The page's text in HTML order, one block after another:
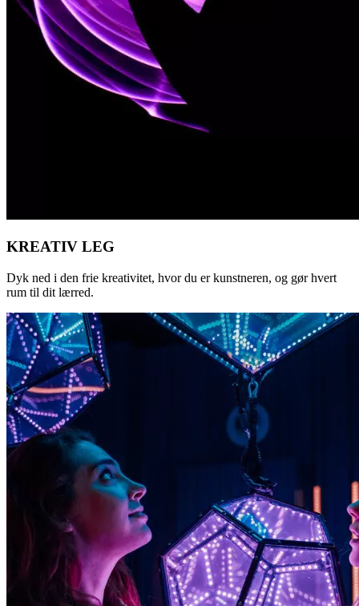
KREATIV LEG
Dyk ned i den frie kreativitet, hvor du er kunstneren, og gør hvert
rum til dit lærred.